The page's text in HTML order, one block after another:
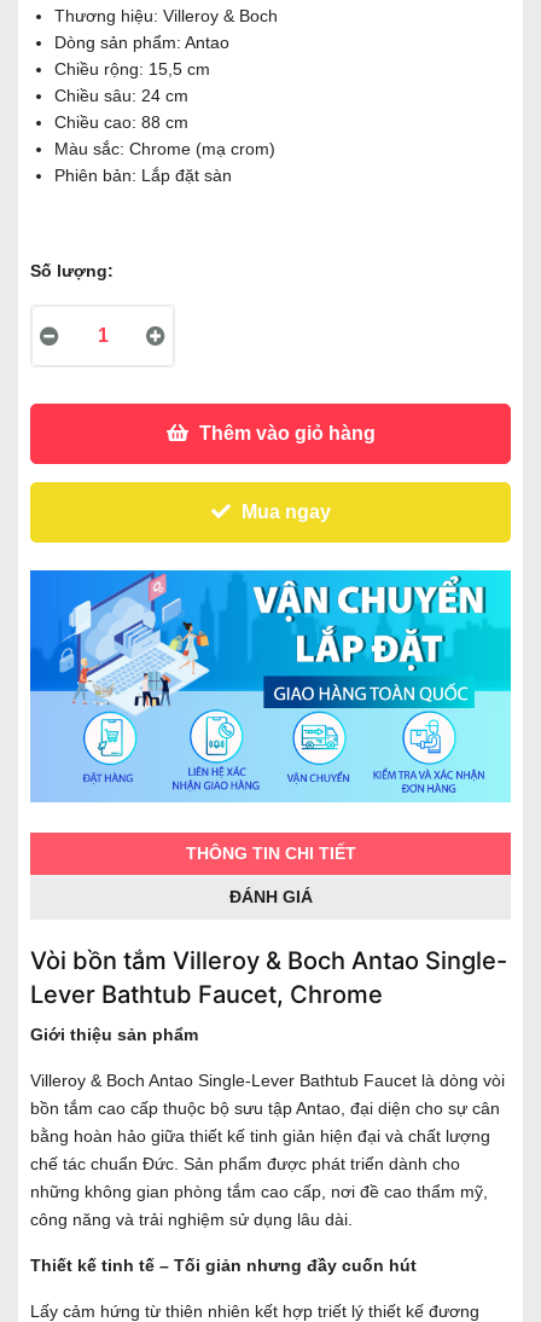
Thương hiệu: Villeroy & Boch
Dòng sản phẩm: Antao
Chiều rộng: 15,5 cm
Chiều sâu: 24 cm
Chiều cao: 88 cm
Màu sắc: Chrome (mạ crom)
Phiên bản: Lắp đặt sàn
Số lượng:
Thêm vào giỏ hàng
Mua ngay
THÔNG TIN CHI TIẾT
ĐÁNH GIÁ
Vòi bồn tắm Villeroy & Boch Antao Single-
Lever Bathtub Faucet, Chrome
Giới thiệu sản phẩm
Villeroy & Boch Antao Single-Lever Bathtub Faucet là dòng vòi
bồn tắm cao cấp thuộc bộ sưu tập Antao, đại diện cho sự cân
bằng hoàn hảo giữa thiết kế tinh giản hiện đại và chất lượng
chế tác chuẩn Đức. Sản phẩm được phát triển dành cho
những không gian phòng tắm cao cấp, nơi đề cao thẩm mỹ,
công năng và trải nghiệm sử dụng lâu dài.
Thiết kế tinh tế – Tối giản nhưng đầy cuốn hút
Lấy cảm hứng từ thiên nhiên kết hợp triết lý thiết kế đương